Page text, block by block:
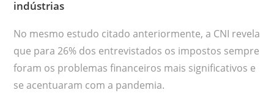
indústrias
No mesmo estudo citado anteriormente, a CNI revela
que para 26% dos entrevistados os impostos sempre
foram os problemas financeiros mais significativos e
se acentuaram com a pandemia.